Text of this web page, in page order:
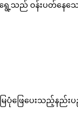
တ်နေသောအရေပြ
ြေပုံဖြေပေးသည့်